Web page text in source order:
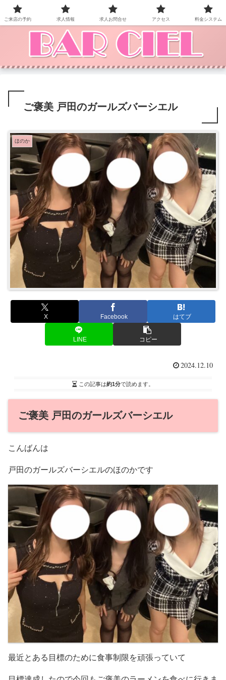
BAR CIEL！ご来店お待ちしています。
ご褒美 戸田のガールズバーシエル
ほのか
X Facebook はてブ
LINE コピー
2024.12.10
この記事は約1分で読めます。
ご褒美 戸田のガールズバーシエル
こんばんは
戸田のガールズバーシエルのほのかです
最近とある目標のために食事制限を頑張っていて
ご来店の予約 求人情報 求人お問合せ アクセス 料金システム